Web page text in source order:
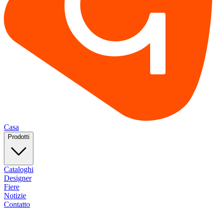
Casa
Prodotti
Cataloghi
Designer
Fiere
Notizie
Contatto